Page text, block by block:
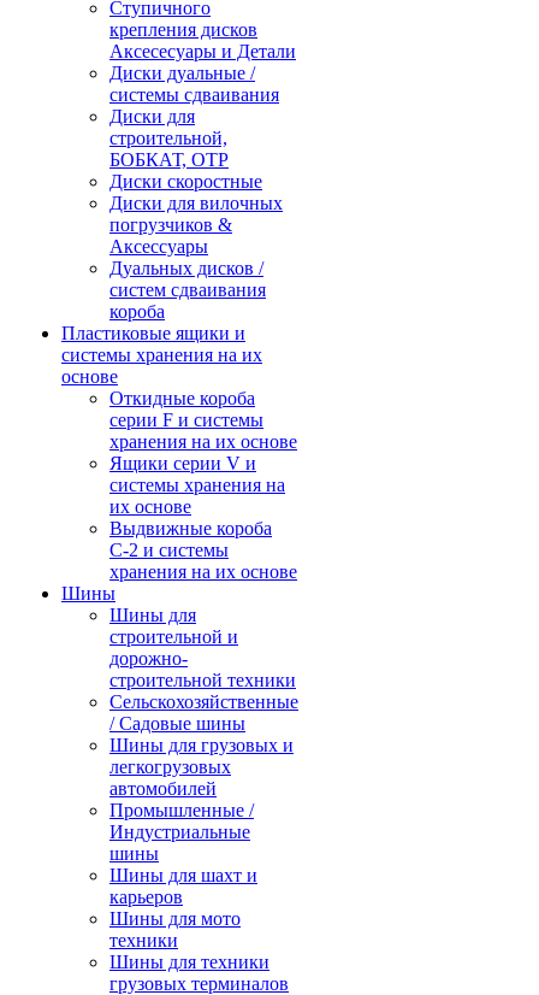
Ступичного
крепления дисков
Аксесесуары и Детали
Диски дуальные /
системы сдваивания
Диски для
строительной,
БОБКАТ, ОТР
Диски скоростные
Диски для вилочных
погрузчиков &
Аксессуары
Дуальных дисков /
систем сдваивания
короба
Пластиковые ящики и
системы хранения на их
основе
Откидные короба
серии F и системы
хранения на их основе
Ящики серии V и
системы хранения на
их основе
Выдвижные короба
С-2 и системы
хранения на их основе
Шины
Шины для
строительной и
дорожно-
строительной техники
Сельскохозяйственные
/ Садовые шины
Шины для грузовых и
легкогрузовых
автомобилей
Промышленные /
Индустриальные
шины
Шины для шахт и
карьеров
Шины для мото
техники
Шины для техники
грузовых терминалов